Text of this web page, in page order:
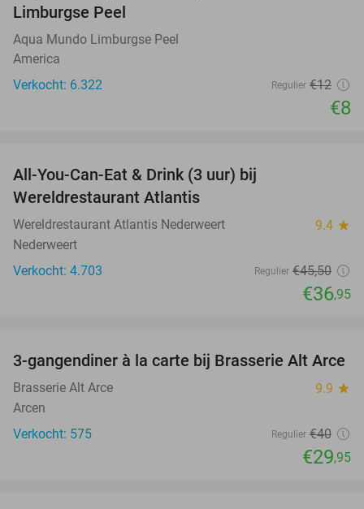
Limburgse Peel
Aqua Mundo Limburgse Peel
America
Verkocht: 6.322
Regulier €12
€8
All-You-Can-Eat & Drink (3 uur) bij
Wereldrestaurant Atlantis
Wereldrestaurant Atlantis Nederweert 9.4 star
Nederweert
Verkocht: 4.703
Regulier €45,50
€36,95
25%
3-gangendiner à la carte bij Brasserie Alt Arce
Brasserie Alt Arce 9.9 star
Arcen
Verkocht: 575
Regulier €40
€29,95